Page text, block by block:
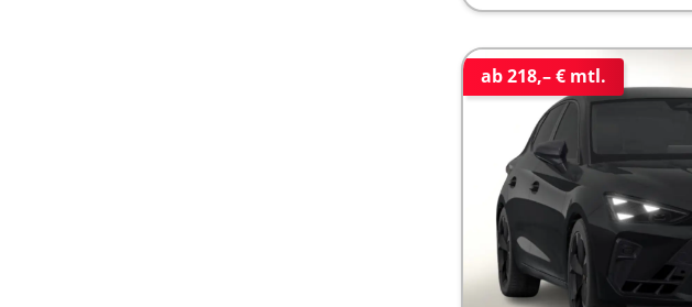
ab 218,– € mtl.